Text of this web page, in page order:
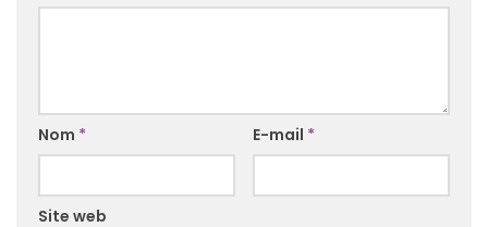
Nom * E-mail *
Site web